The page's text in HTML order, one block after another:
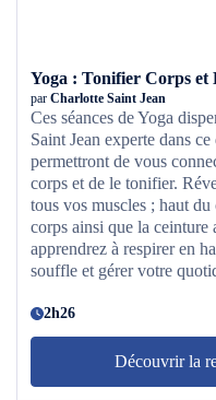
Yoga : Tonifier Corps et
par Charlotte Saint Jean
Ces séances de Yoga
Saint Jean experte dans
permettront de vous
corps et de le tonifier.
tous vos muscles ; haut du
corps ainsi que la ceinture
apprendrez à respirer en
souffle et gérer votre
vers l'énergie !
2h26
Découvrir la